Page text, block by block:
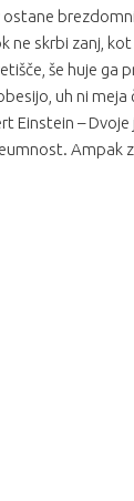
ne skrbi zanj,
še huje ga
uh ni
Einstein –Dvoje
Ampak